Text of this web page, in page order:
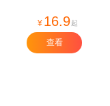
¥ 16.9起
查看